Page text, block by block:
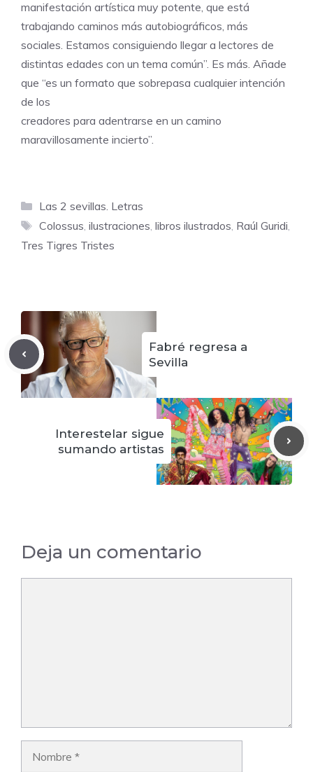
manifestación artística muy potente, que está
trabajando caminos más autobiográficos, más
sociales. Estamos consiguiendo llegar a lectores de
distintas edades con un tema común”. Es más. Añade
que “es un formato que sobrepasa cualquier intención
de los
creadores para adentrarse en un camino
maravillosamente incierto”.
Categorías
Las 2 sevillas. Letras
Etiquetas
Colossus ilustraciones libros ilustrados Raúl Guridi
Tres Tigres Tristes
Fabré regresa a
Sevilla
Interestelar sigue
sumando artistas
Deja un comentario